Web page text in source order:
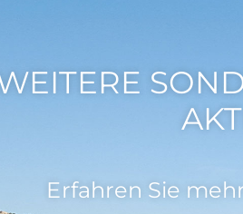
Erfahren Sie